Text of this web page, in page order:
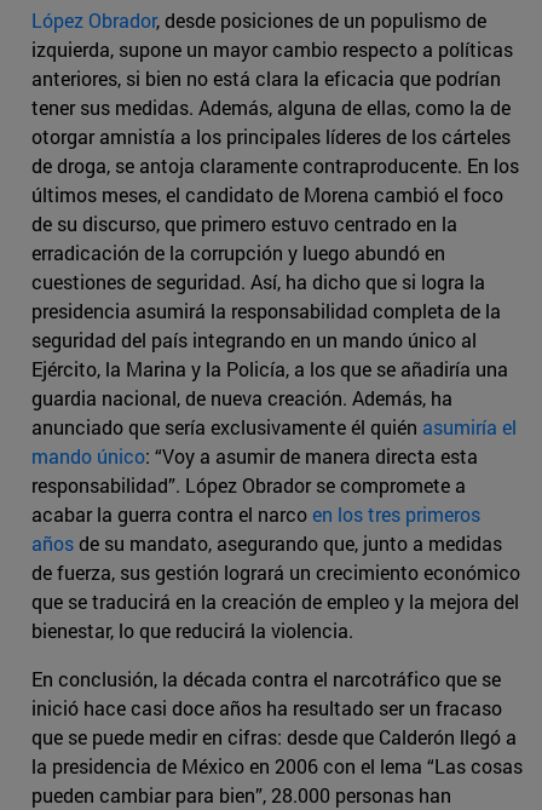
López Obrador, desde posiciones de un populismo de
izquierda, supone un mayor cambio respecto a políticas
anteriores, si bien no está clara la eficacia que podrían
tener sus medidas. Además, alguna de ellas, como la de
otorgar amnistía a los principales líderes de los cárteles
de droga, se antoja claramente contraproducente. En los
últimos meses, el candidato de Morena cambió el foco
de su discurso, que primero estuvo centrado en la
erradicación de la corrupción y luego abundó en
cuestiones de seguridad. Así, ha dicho que si logra la
presidencia asumirá la responsabilidad completa de la
seguridad del país integrando en un mando único al
Ejército, la Marina y la Policía, a los que se añadiría una
guardia nacional, de nueva creación. Además, ha
anunciado que sería exclusivamente él quién asumiría el
mando único: “Voy a asumir de manera directa esta
responsabilidad”. López Obrador se compromete a
acabar la guerra contra el narcoen los tres primeros
añosde su mandato, asegurando que, junto a medidas
de fuerza, sus gestión logrará un crecimiento económico
que se traducirá en la creación de empleo y la mejora del
bienestar, lo que reducirá la violencia.
En conclusión, la década contra el narcotráfico que se
inició hace casi doce años ha resultado ser un fracaso
que se puede medir en cifras: desde que Calderón llegó a
la presidencia de México en 2006 con el lema “Las cosas
pueden cambiar para bien”, 28.000 personas han